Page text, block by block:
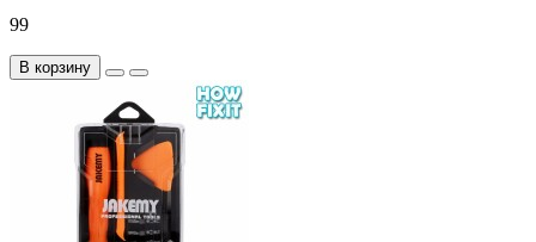
99
В корзину